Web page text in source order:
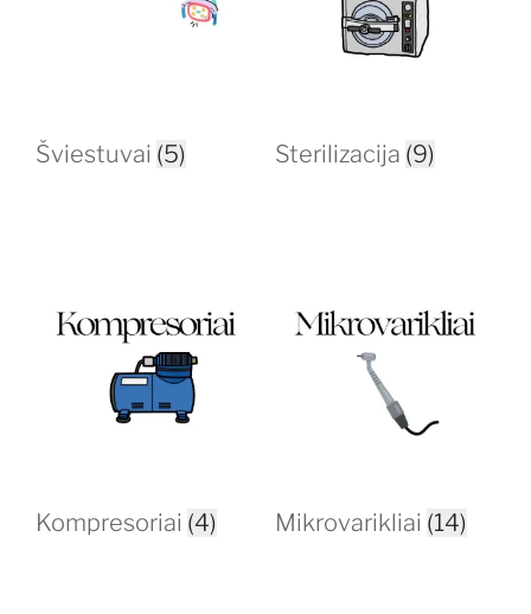
Šviestuvai (5) Sterilizacija (9)
Kompresoriai (4) Mikrovarikliai (14)